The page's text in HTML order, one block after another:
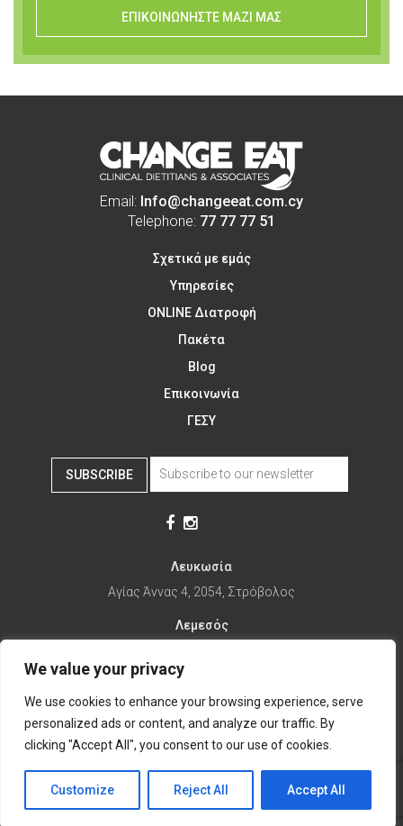
We value your privacy
We use cookies to enhance your browsing experience, serve
personalized ads or content, and analyze our traffic. By
clicking "Accept All", you consent to our use of cookies.
Customize Reject All Accept All
ΕΠΙΚΟΙΝΩΝΗΣΤΕ ΜΑΖΙ ΜΑΣ
Email: Info@changeeat.com.cy
Telephone: 77 77 77 51
Σχετικά με εμάς
Υπηρεσίες
ONLINE Διατροφή
Πακέτα
Blog
Επικοινωνία
ΓΕΣΥ
SUBSCRIBE
Λευκωσία
Αγίας Άννας 4, 2054, Στρόβολος
Λεμεσός
1ης Απριλίου 67, 5281
it's time to Change Eat